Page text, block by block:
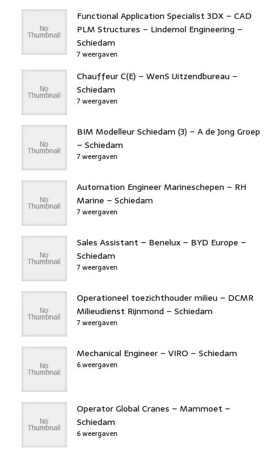
Functional Application Specialist 3DX – CAD
PLM Structures – Lindemol Engineering –
Schiedam
7 weergaven
Chauffeur C(E) – WenS Uitzendbureau –
Schiedam
7 weergaven
BIM Modelleur Schiedam (3) – A de Jong Groep
– Schiedam
7 weergaven
Automation Engineer Marineschepen – RH
Marine – Schiedam
7 weergaven
Sales Assistant – Benelux – BYD Europe –
Schiedam
7 weergaven
Operationeel toezichthouder milieu – DCMR
Milieudienst Rijnmond – Schiedam
7 weergaven
Mechanical Engineer – VIRO – Schiedam
6 weergaven
Operator Global Cranes – Mammoet –
Schiedam
6 weergaven